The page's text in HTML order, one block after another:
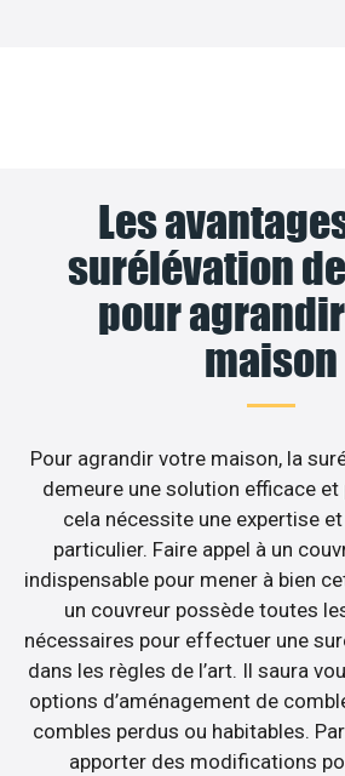
Les
surélévation
pour
maison
Pour agrandir votre maison, la
demeure une solution efficace
cela nécessite une expertise
particulier. Faire appel à un
indispensable pour mener à bien
un couvreur possède toutes
nécessaires pour effectuer une
dans les règles de l’art. Il saura
options d’aménagement de
combles perdus ou habitables.
apporter des modifications